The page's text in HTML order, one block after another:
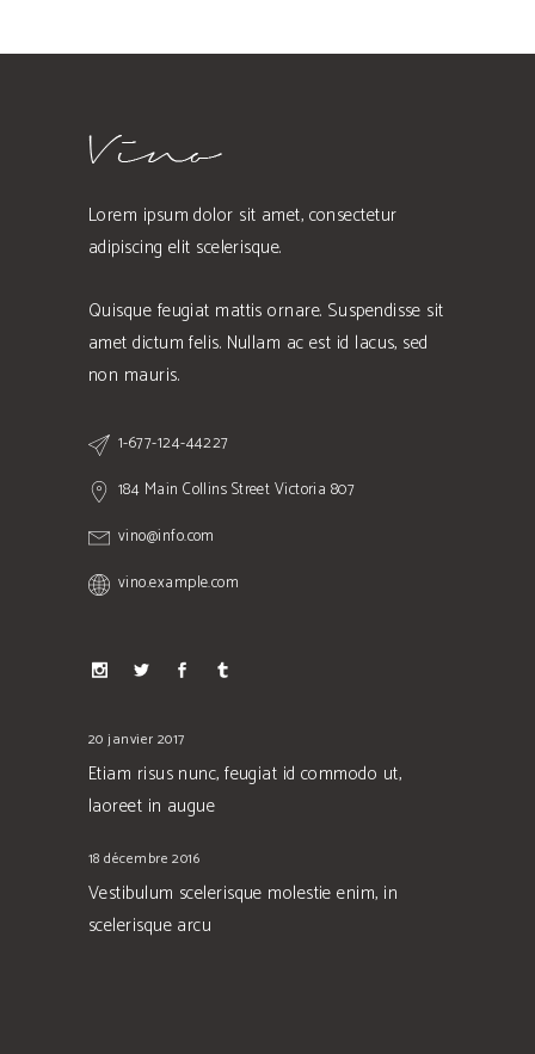
Lorem ipsum dolor sit amet, consectetur
adipiscing elit scelerisque.
Quisque feugiat mattis ornare. Suspendisse sit
amet dictum felis. Nullam ac est id lacus, sed
non mauris.
1-677-124-44227
184 Main Collins Street Victoria 807
vino@info.com
vino.example.com
20 janvier 2017
Etiam risus nunc, feugiat id commodo ut,
laoreet in augue
18 décembre 2016
Vestibulum scelerisque molestie enim, in
scelerisque arcu